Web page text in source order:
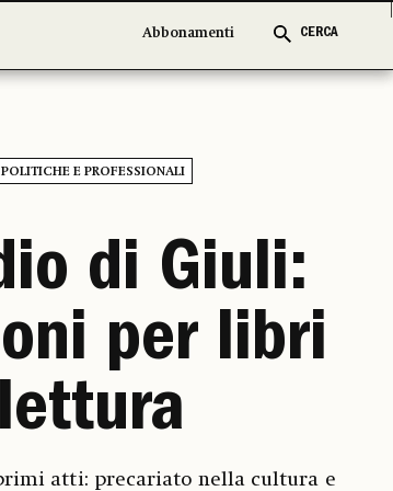
Abbonamenti CERCA
Abbonamenti CERCA
E PROFESSIONALI
di Giuli:
per libri
atti: precariato nella cultura e